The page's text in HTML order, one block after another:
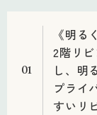
01
《明る
2階リ
し、明
プライ
すいリ